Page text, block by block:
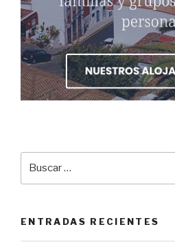
ENTRADAS RECIENTES